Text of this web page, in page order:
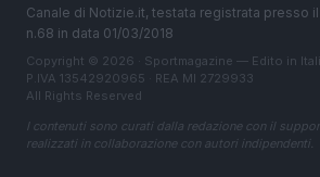
Canale di Notizie.it, testata registrata presso
n.68 in data 01/03/2018
Copyright © 2026 · Sportmagazine — Edito in
P.IVA 13542920965 · REA MI 2729933
All Rights Reserved
I contenuti sono curati dalla redazione con il
realizzati in collaborazione con autori indipendenti.